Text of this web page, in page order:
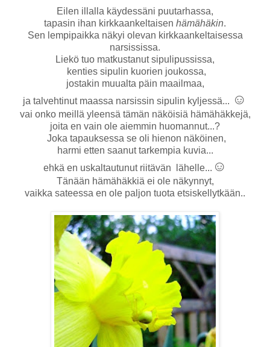
Eilen illalla käydessäni puutarhassa,
tapasin ihan kirkkaankeltaisen hämähäkin.
Sen lempipaikka näkyi olevan kirkkaankeltaisessa
narsississa.
Liekö tuo matkustanut sipulipussissa,
kenties sipulin kuorien joukossa,
jostakin muualta päin maailmaa,
ja talvehtinut maassa narsissin sipulin kyljessä... ☺
vai onko meillä yleensä tämän näköisiä hämähäkkejä,
joita en vain ole aiemmin huomannut...?
Joka tapauksessa se oli hienon näköinen,
harmi etten saanut tarkempia kuvia...
ehkä en uskaltautunut riitävän lähelle... ☺
Tänään hämähäkkiä ei ole näkynnyt,
vaikka sateessa en ole paljon tuota etsiskellytkään..